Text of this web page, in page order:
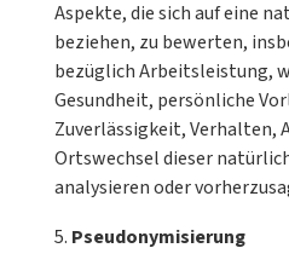
Aspekte, die sich auf eine
beziehen, zu bewerten,
bezüglich Arbeitsleistung,
Gesundheit, persönliche
Zuverlässigkeit, Verhalten,
Ortswechsel dieser
analysieren oder
Pseudonymisierung